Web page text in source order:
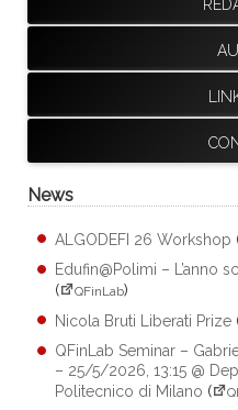
News
ALGODEFI 26 Workshop
Edufin@Polimi – L’anno
(
QFinLab)
Nicola Bruti Liberati Prize
QFinLab Seminar –
– 25/5/2026, 13:15 @
Politecnico di Milano (